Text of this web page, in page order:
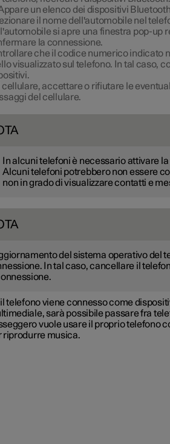
un elenco dei dispositivi
il nome dell'automobile nel
si apre una finestra pop-up
la connessione.
che il codice numerico indicato
visualizzato sul telefono. In tal caso,
cellulare, accettare o rifiutare le
del cellulare.
In alcuni telefoni è necessario attivare
Alcuni telefoni potrebbero non essere
non in grado di visualizzare contatti e
del sistema operativo del
In tal caso, cancellare il
telefono viene connesso come
sarà possibile passare fra
vuole usare il proprio telefono
riprodurre musica.